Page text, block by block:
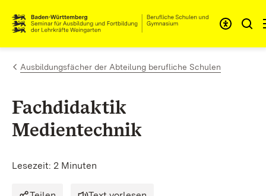
Zum Inhalt springen
Link zur Startseite
Ausbildungsfächer der Abteilung berufliche Schulen
Fachdidaktik
Medientechnik
Lesezeit: 2 Minuten